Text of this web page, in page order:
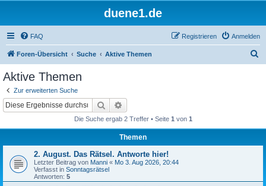
duene1.de
FAQ Anmelden
Registrieren
Foren-Übersicht Suche Aktive Themen
Aktive Themen
Zur erweiterten Suche
Suche
Die Suche ergab 2 Treffer • Seite 1 von 1
Themen
2. August. Das Rätsel. Antworte hier!
Letzter Beitrag von Manni « Mo 3. Aug 2026, 20:44
Verfasst in Sonntagsrätsel
Antworten: 5